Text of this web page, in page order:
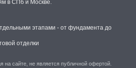
в СПб и Москве.
этапами - от фундамента до
отделки
на сайте, не является публичной офертой.